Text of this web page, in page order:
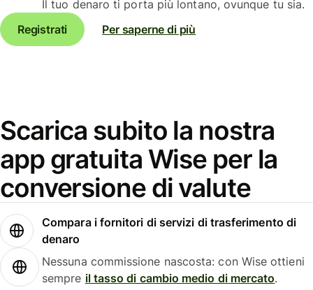
Il tuo denaro ti porta più lontano, ovunque tu sia.
Registrati
Per saperne di più
Scarica subito la nostra
app gratuita Wise per la
conversione di valute
Compara i fornitori di servizi di trasferimento di
denaro
Nessuna commissione nascosta: con Wise ottieni
sempre il tasso di cambio medio di mercato.